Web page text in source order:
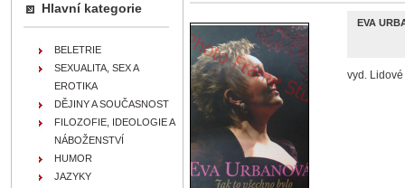
EVA
vyd.
Hlavní kategorie
BELETRIE
SEXUALITA, SEX A
EROTIKA
DĚJINY A SOUČASNOST
FILOZOFIE, IDEOLOGIE A
NÁBOŽENSTVÍ
HUMOR
JAZYKY